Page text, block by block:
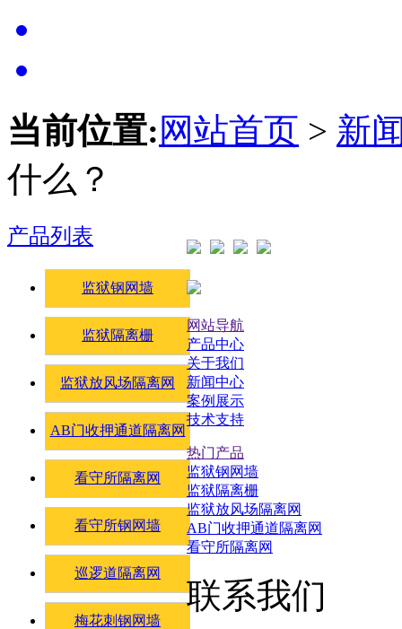
当前位置: 网站首页 > 新
什么？
产品列表
监狱钢网墙
监狱隔离栅
监狱放风场隔离网
AB门收押通道隔离网
看守所隔离网
看守所钢网墙
巡逻道隔离网
梅花刺钢网墙
网站导航
产品中心
关于我们
新闻中心
案例展示
技术支持
热门产品
监狱钢网墙
监狱隔离栅
监狱放风场隔离网
AB门收押通道隔离网
看守所隔离网
联系我们